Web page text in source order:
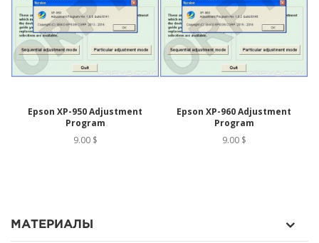
Epson XP-950 Adjustment
Program
9.00 $
Epson XP-960 Adjustment
Program
9.00 $
МАТЕРИАЛЫ